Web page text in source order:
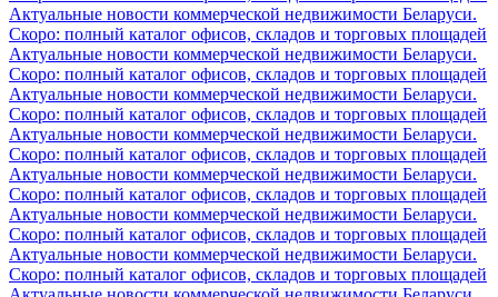
Актуальные новости коммерческой недвижимости Беларуси.
Скоро: полный каталог офисов, складов и торговых площадей
Актуальные новости коммерческой недвижимости Беларуси.
Скоро: полный каталог офисов, складов и торговых площадей
Актуальные новости коммерческой недвижимости Беларуси.
Скоро: полный каталог офисов, складов и торговых площадей
Актуальные новости коммерческой недвижимости Беларуси.
Скоро: полный каталог офисов, складов и торговых площадей
Актуальные новости коммерческой недвижимости Беларуси.
Скоро: полный каталог офисов, складов и торговых площадей
Актуальные новости коммерческой недвижимости Беларуси.
Скоро: полный каталог офисов, складов и торговых площадей
Актуальные новости коммерческой недвижимости Беларуси.
Скоро: полный каталог офисов, складов и торговых площадей